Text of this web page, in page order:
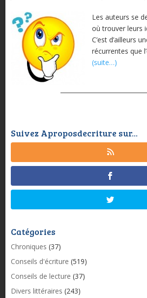
Les auteurs se
où trouver leurs
C’est d’ailleurs
récurrentes que
(suite…)
Suivez Aproposdecriture sur...
Catégories
Chroniques (37)
Conseils d'écriture (519)
Conseils de lecture (37)
Divers littéraires (243)